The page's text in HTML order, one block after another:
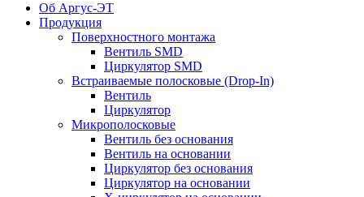
Об Аргус-ЭТ
Продукция
Поверхностного монтажа
Вентиль SMD
Циркулятор SMD
Встраиваемые полосковые (Drop-In)
Вентиль
Циркулятор
Микрополосковые
Вентиль без основания
Вентиль на основании
Циркулятор без основания
Циркулятор на основании